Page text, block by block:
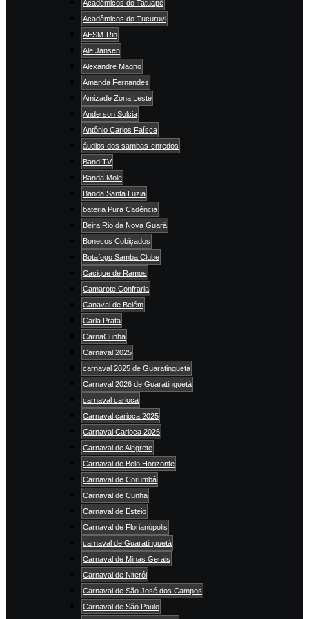
Acadêmicos do Tatuapé
Acadêmicos do Tucuruvi
AESM-Rio
Ale Jansen
Alexandre Magno
Amanda Fernandes
Amizade Zona Leste
Anderson Solcia
Antônio Carlos Faísca
áudios dos sambas-enredos
Band TV
Banda Mole
Banda Santa Luzia
bateria Pura Cadência
Beira Rio da Nova Guará
Bonecos Cobiçados
Botafogo Samba Clube
Cacique de Ramos
Camarote Confraria
Canaval de Belém
Carla Prata
CarnaCunha
Carnaval 2025
carnaval 2025 de Guaratinguetá
Carnaval 2026 de Guaratinguetá
carnaval carioca
Carnaval carioca 2025
Carnaval Carioca 2026
Carnaval de Alegrete
Carnaval de Belo Horizonte
Carnaval de Corumbá
Carnaval de Cunha
Carnaval de Esteio
Carnaval de Florianópolis
carnaval de Guaratinguetá
Carnaval de Minas Gerais
Carnaval de Niterói
Carnaval de São José dos Campos
Carnaval de São Paulo